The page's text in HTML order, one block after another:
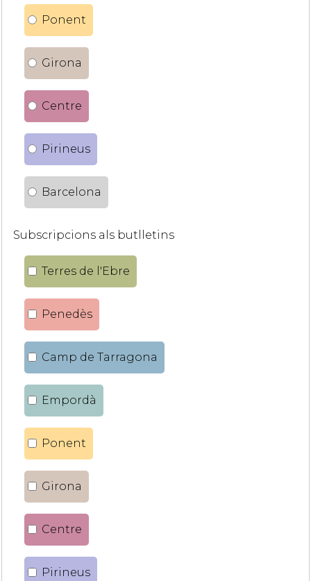
Ponent
Girona
Centre
Pirineus
Barcelona
Subscripcions als butlletins
Terres de l'Ebre
Penedès
Camp de Tarragona
Empordà
Ponent
Girona
Centre
Pirineus